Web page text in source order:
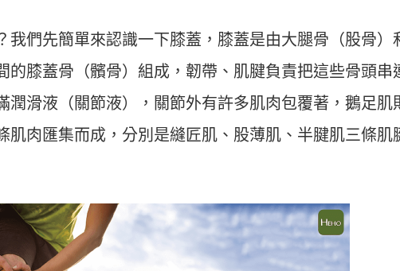
我們先簡單來認識一下膝蓋，膝蓋是由大腿骨（股骨）
的膝蓋骨（髕骨）組成，韌帶、肌腱負責把這些骨頭串
潤滑液（關節液），關節外有許多肌肉包覆著，鵝足肌
肌肉匯集而成，分別是縫匠肌、股薄肌、半腱肌三條肌